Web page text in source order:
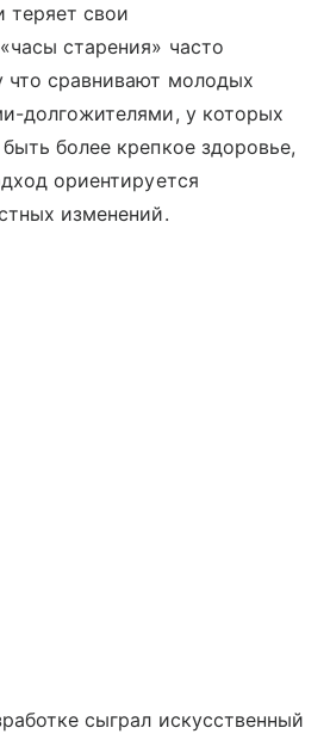
теряет свои
старения» часто
сравнивают молодых
долгожителями, у которых
более крепкое здоровье,
ориентируется
изменений.
сыграл искусственный